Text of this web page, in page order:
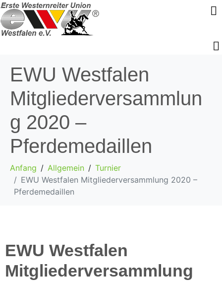
EWU Westfalen
Mitgliederversammlun
g 2020 –
Pferdemedaillen
Anfang Allgemein
Turnier
EWU Westfalen Mitgliederversammlung 2020 –
Pferdemedaillen
EWU Westfalen
Mitgliederversammlung